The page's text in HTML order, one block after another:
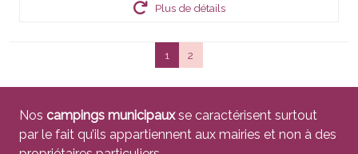
Plus de détails
1 2
Nos campings municipauxse caractérisent surtout
par le fait qu’ils appartiennent aux mairies et non à des